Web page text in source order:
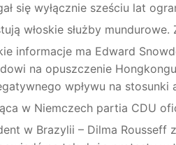
się wyłącznie sześciu lat
włoskie służby
informacje ma Edward
na opuszczenie
wpływu na stosunki
w Niemczech partia CDU
w Brazylii – Dilma Rousseff